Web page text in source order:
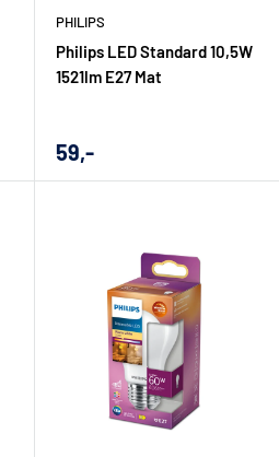
PHILIPS
Philips LED Standard 10,5W
1521lm E27 Mat
Udsalgs
59,-